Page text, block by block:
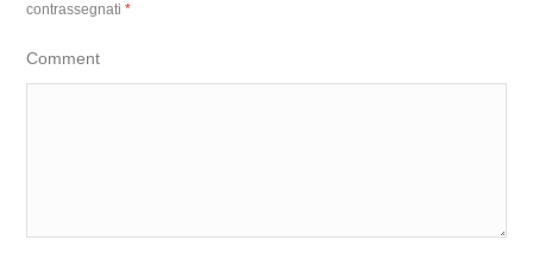
contrassegnati*
Comment